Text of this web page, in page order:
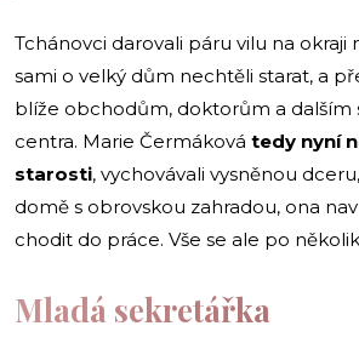
Tchánovci darovali páru vilu na okraji
sami o velký dům nechtěli starat, a
blíže obchodům, doktorům a dalším
centra. Marie Čermáková tedy nyní
starosti, vychovávali vysněnou
domě s obrovskou zahradou, ona
chodit do práce. Vše se ale po
Mladá sekretářka